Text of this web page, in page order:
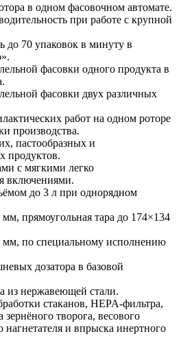
в одном фасовочном автомате.
при работе с крупной
до 70 упаковок в минуту в
фасовки одного продукта в
фасовки двух различных
работ на одном роторе
производства.
пастообразных и
продуктов.
с мягкими легко
включениями.
до 3 л при однорядном
мм, прямоугольная тара до 174×134
мм, по специальному исполнению
дозатора в базовой
из нержавеющей стали.
стаканов, HEPA-фильтра,
творога, весового
нагнетателя и впрыска инертного